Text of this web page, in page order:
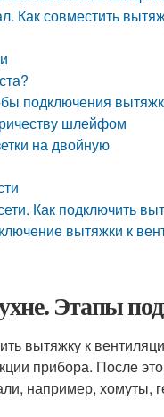
Как совместить
подключения
шлейфом
на двойную
Как подключить
вытяжки к
Этапы
вытяжку к
прибора. После
например, хомуты,